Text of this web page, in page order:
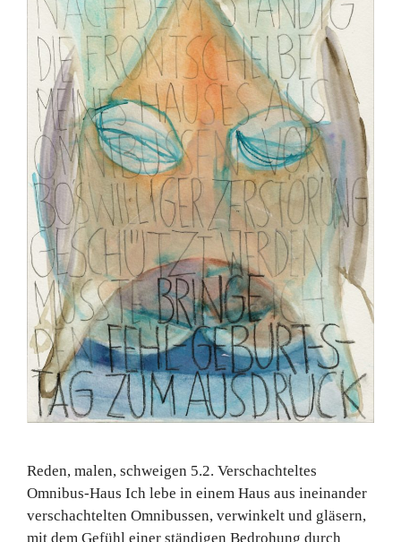
Reden, malen, schweigen 5.2. Verschachteltes
Omnibus-Haus Ich lebe in einem Haus aus ineinander
verschachtelten Omnibussen, verwinkelt und gläsern,
mit dem Gefühl einer ständigen Bedrohung durch